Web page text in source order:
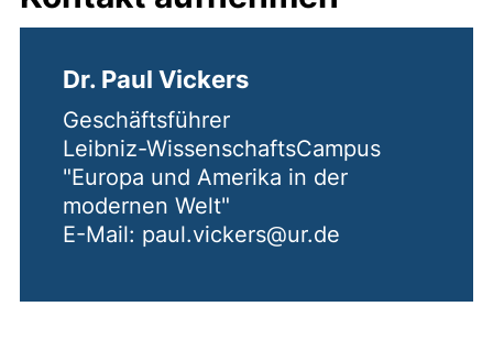
Dr. Paul Vickers
Geschäftsführer
Leibniz-WissenschaftsCampus
"Europa und Amerika in der
modernen Welt"
E-Mail: paul.vickers@ur.de